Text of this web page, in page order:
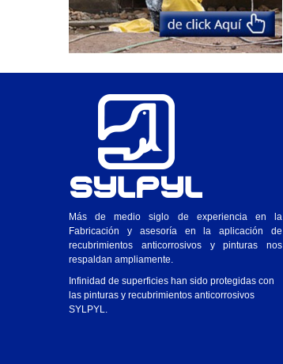
Más de medio siglo de experiencia en la
Fabricación y asesoría en la aplicación de
recubrimientos anticorrosivos y pinturas nos
respaldan ampliamente.
Infinidad de superficies han sido protegidas con
las pinturas y recubrimientos anticorrosivos
SYLPYL.